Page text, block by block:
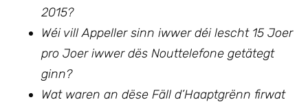
2015?
Wéi vill Appeller sinn iwwer déi lescht 15 Joer
pro Joer iwwer dës Nouttelefone getätegt
ginn?
Wat waren an dëse Fäll d’Haaptgrënn firwat